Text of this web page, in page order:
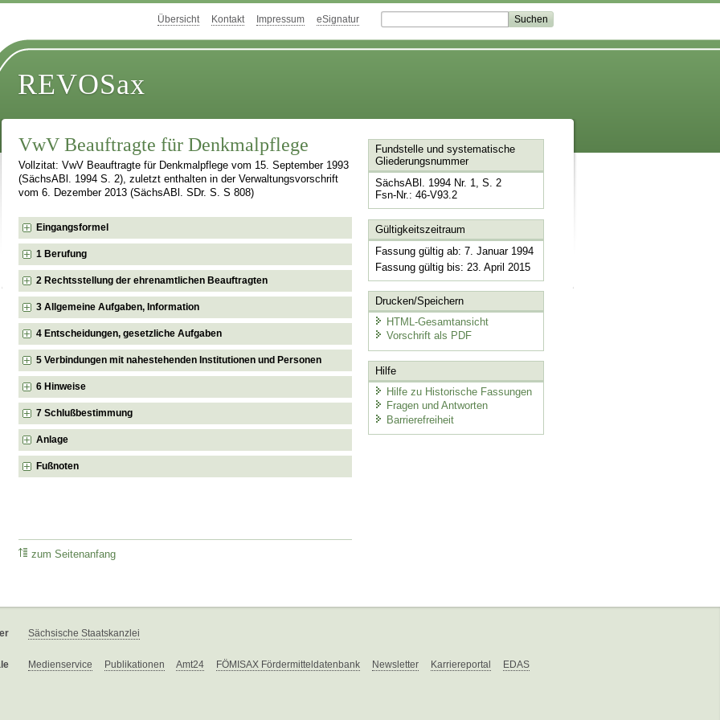
Übersicht Kontakt Impressum eSignatur
REVOSax
VwV Beauftragte für Denkmalpflege
Vollzitat: VwV Beauftragte für Denkmalpflege vom 15. September 1993
(SächsABl. 1994 S. 2), zuletzt enthalten in der Verwaltungsvorschrift
vom 6. Dezember 2013 (SächsABl. SDr. S. S 808)
Eingangsformel
1 Berufung
2 Rechtsstellung der ehrenamtlichen Beauftragten
3 Allgemeine Aufgaben, Information
4 Entscheidungen, gesetzliche Aufgaben
5 Verbindungen mit nahestehenden Institutionen und Personen
6 Hinweise
7 Schlußbestimmung
Anlage
Fußnoten
zum Seitenanfang
Fundstelle und systematische
Gliederungsnummer
SächsABl. 1994 Nr. 1, S. 2
Fsn-Nr.: 46-V93.2
Gültigkeitszeitraum
Fassung gültig ab: 7. Januar 1994
Fassung gültig bis: 23. April 2015
Drucken/Speichern
HTML-Gesamtansicht
Vorschrift als PDF
Hilfe
Hilfe zu Historische Fassungen
Fragen und Antworten
Barrierefreiheit
Sächsische Staatskanzlei
Medienservice Publikationen Amt24 FÖMISAX Fördermitteldatenbank Newsletter Karriereportal EDAS